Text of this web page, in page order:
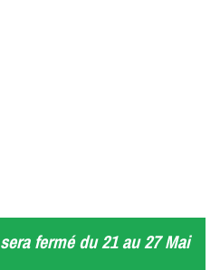
fermé du 21 au 27 Mai